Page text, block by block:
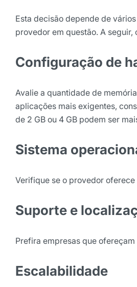
Esta decisão depende de
provedor em questão. A
Configuração de
Avalie a quantidade de
aplicações mais exigentes,
de 2 GB ou 4 GB podem ser
Sistema
Verifique se o provedor
Suporte e
Prefira empresas que
Escalabilidade